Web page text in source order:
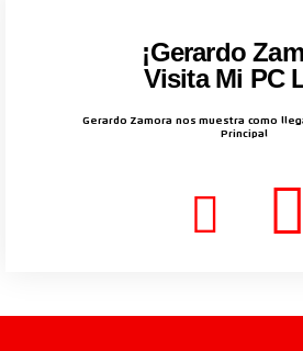
¡Gerardo
Visita Mi PC
Gerardo Zamora nos muestra como
Principal